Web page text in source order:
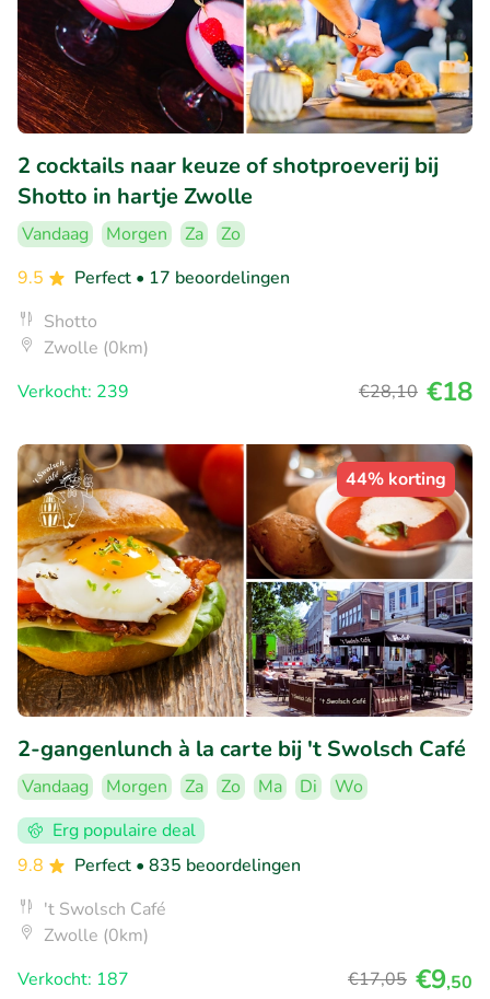
2 cocktails naar keuze of shotproeverij bij
Shotto in hartje Zwolle
Vandaag Morgen Za
Zo
9.5
Perfect • 17 beoordelingen
Shotto
Zwolle (0km)
Verkocht: 239
€28,10 €18
44% korting
2-gangenlunch à la carte bij 't Swolsch Café
Vandaag Morgen Za Zo Ma Di
Wo
Erg populaire deal
9.8
Perfect • 835 beoordelingen
't Swolsch Café
Zwolle (0km)
Verkocht: 187
€17,05 €9,50